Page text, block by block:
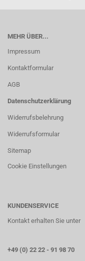
MEHR ÜBER...
Impressum
Kontaktformular
AGB
Datenschutzerklärung
Widerrufsbelehrung
Widerrufsformular
Sitemap
Cookie Einstellungen
KUNDENSERVICE
Kontakt erhalten Sie unter
+49 (0) 22 22 - 91 98 70